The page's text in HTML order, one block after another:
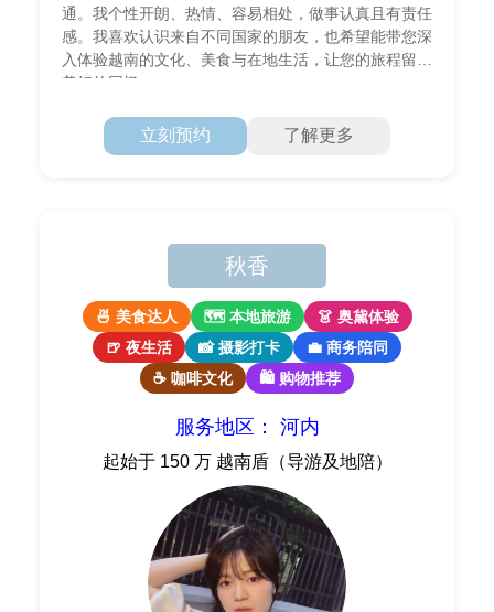
通。我个性开朗、热情、容易相处，做事认真且有责任
感。我喜欢认识来自不同国家的朋友，也希望能带您深
入体验越南的文化、美食与在地生活，让您的旅程留下
美好的回忆。
立刻预约 了解更多
秋香
🍜 美食达人 🗺 本地旅游
👗 奥黛体验
🍺 夜生活
📸 摄影打卡
💼 商务陪同
☕ 咖啡文化
🛍 购物推荐
服务地区： 河内
起始于 150 万 越南盾（导游及地陪）